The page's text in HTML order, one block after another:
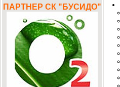
ПАРТНЕР СК "БУСИДО"